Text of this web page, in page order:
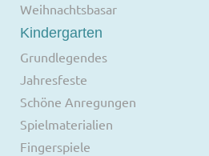
Weihnachtsbasar
Kindergarten
Grundlegendes
Jahresfeste
Schöne Anregungen
Spielmaterialien
Fingerspiele